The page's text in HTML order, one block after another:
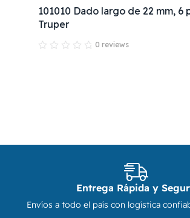
101010 Dado largo de 22 mm, 6
Truper
0 reviews
Entrega Rápida y
Envíos a todo el país con logística